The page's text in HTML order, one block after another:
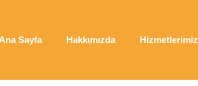
Ana Sayfa Hakkımızda Hizmetlerimiz